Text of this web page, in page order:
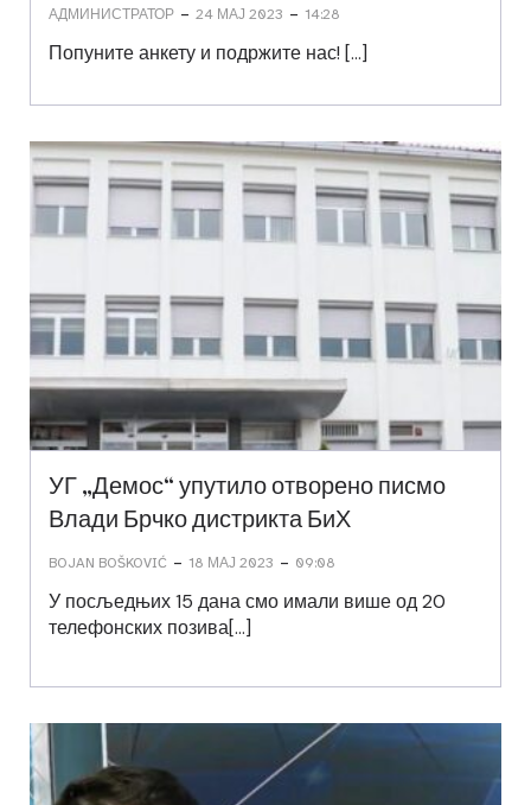
АДМИНИСТРАТОР - 24 МАЈ 2023 - 14:28
Попуните анкету и подржите нас! […]
УГ „Демос“ упутило отворено писмо
Влади Брчко дистрикта БиХ
BOJAN BOŠKOVIĆ - 18 МАЈ 2023 - 09:08
У посљедњих 15 дана смо имали више од 20
телефонских позива[…]